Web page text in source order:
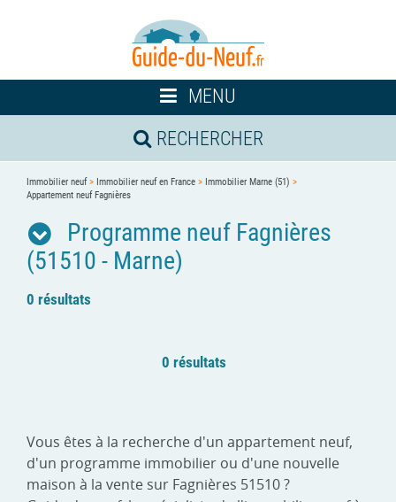
Toggle
navigation
MENU
RECHERCHER
Immobilier neuf> Immobilier neuf en France > Immobilier Marne (51) >
Appartement neuf Fagnières
Programme neuf Fagnières
(51510 - Marne)
0 résultats
0 résultats
Vous êtes à la recherche d'un appartement neuf,
d'un programme immobilier ou d'une nouvelle
maison à la vente sur Fagnières 51510 ?